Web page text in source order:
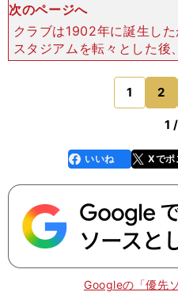
次のページへ
クラブは1902年に誕生し
スタジアムを転々とした後
北に4kmほどのチャマル
ディオ・チャマルティン」
タジアム
1 2
1
faceboo
k
いいね Xでポ
Googleの「優先